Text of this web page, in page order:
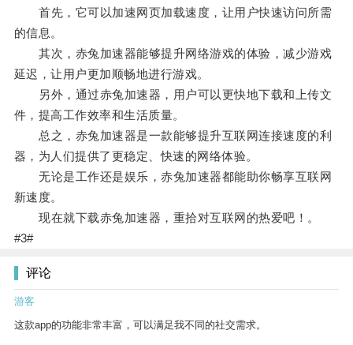
首先，它可以加速网页加载速度，让用户快速访问所需
的信息。
其次，赤兔加速器能够提升网络游戏的体验，减少游戏
延迟，让用户更加顺畅地进行游戏。
另外，通过赤兔加速器，用户可以更快地下载和上传文
件，提高工作效率和生活质量。
总之，赤兔加速器是一款能够提升互联网连接速度的利
器，为人们提供了更稳定、快速的网络体验。
无论是工作还是娱乐，赤兔加速器都能助你畅享互联网
新速度。
现在就下载赤兔加速器，重拾对互联网的热爱吧！。
#3#
评论
游客
这款app的功能非常丰富，可以满足我不同的社交需求。